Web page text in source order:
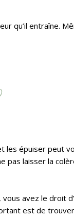
qu’il entraîne.
les épuiser peut
pas laisser la
avez le droit
est de